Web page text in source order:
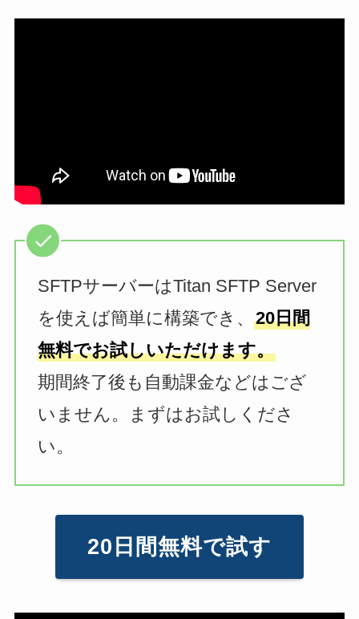
SFTPサーバーはTitan SFTP Server
を使えば簡単に構築でき、 20日間
無料でお試しいただけます。
期間終了後も自動課金などはござ
いません。まずはお試しくださ
い。
20日間無料で試す